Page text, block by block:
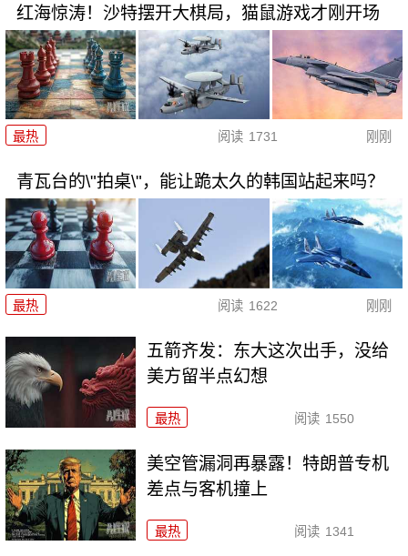
红海惊涛！沙特摆开大棋局，猫鼠游戏才刚开场
最热 阅读 1731 刚刚
青瓦台的\"拍桌\"，能让跪太久的韩国站起来吗？
最热 阅读 1622 刚刚
五箭齐发：东大这次出手，没给
美方留半点幻想
最热 阅读 1550
美空管漏洞再暴露！特朗普专机
差点与客机撞上
最热 阅读 1341